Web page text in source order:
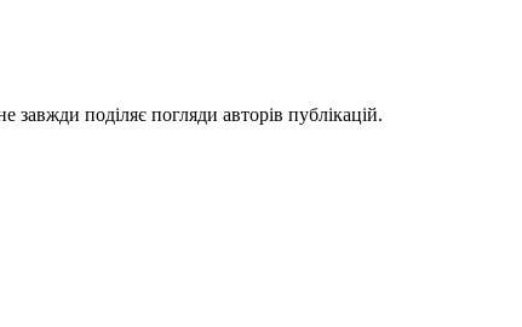
завжди поділяє погляди авторів публікацій.